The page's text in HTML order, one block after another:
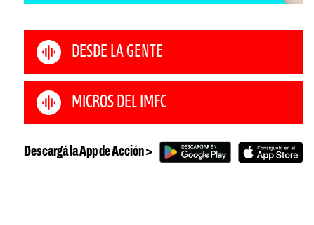
DESDE LA GENTE
MICROS DEL IMFC
Descargá la App de Acción >